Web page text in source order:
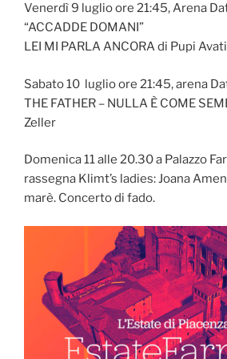
Venerdì 9 luglio ore 21:45, Arena
“ACCADDE DOMANI”
LEI MI PARLA ANCORA di Pupi
Sabato 10 luglio ore 21:45, arena
THE FATHER – NULLA È COME
Zeller
Domenica 11 alle 20.30 a Palazzo
rassegna Klimt’s ladies: Joana
marè. Concerto di fado.